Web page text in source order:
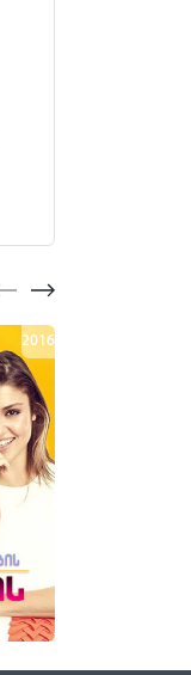
2016